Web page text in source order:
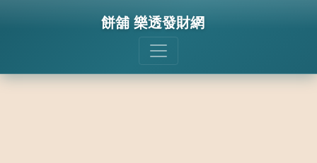
餅舖 樂透發財網